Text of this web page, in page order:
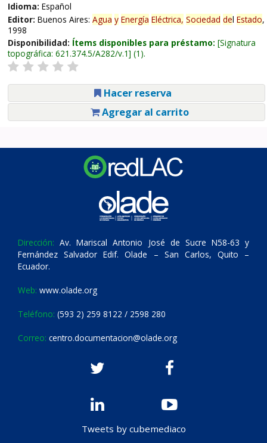
Idioma: Español
Editor: Buenos Aires: Agua y Energía Eléctrica, Sociedad del Estado,
1998
Disponibilidad: Ítems disponibles para préstamo: Signatura
topográfica: 621.374.5/A282/v.1 (1).
Hacer reserva
Agregar al carrito
Dirección: Av. Mariscal Antonio José de Sucre N58-63 y
Fernández Salvador Edif. Olade – San Carlos, Quito –
Ecuador.
Web: www.olade.org
Teléfono: (593 2) 259 8122 / 2598 280
Correo: centro.documentacion@olade.org
Tweets by cubemediaco